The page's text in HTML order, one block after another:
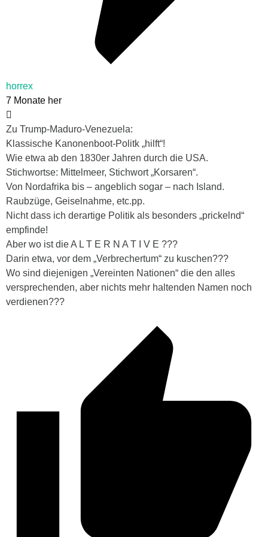
horrex
7 Monate her
Zu Trump-Maduro-Venezuela:
Klassische Kanonenboot-Politk „hilft“!
Wie etwa ab den 1830er Jahren durch die USA.
Stichwortse: Mittelmeer, Stichwort „Korsaren“.
Von Nordafrika bis – angeblich sogar – nach Island.
Raubzüge, Geiselnahme, etc.pp.
Nicht dass ich derartige Politik als besonders „prickelnd“
empfinde!
Aber wo ist die A L T E R N A T I V E ???
Darin etwa, vor dem „Verbrechertum“ zu kuschen???
Wo sind diejenigen „Vereinten Nationen“ die den alles
versprechenden, aber nichts mehr haltenden Namen noch
verdienen???